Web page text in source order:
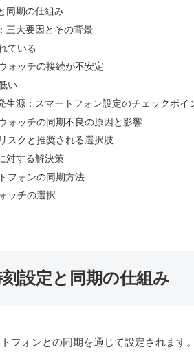
同期の仕組み
三大要因とその背景
ている
ォッチの接続が不安定
い
生源：スマートフォン設定のチェックポイ
ォッチの同期不良の原因と影響
スクと推奨される選択肢
対する解決策
フォンの同期方法
ッチの選択
設定と同期の仕組み
フォンとの同期を通じて設定されます。